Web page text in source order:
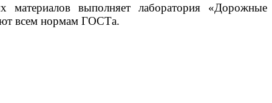
материалов выполняет лаборатория «Дорожные
всем нормам ГОСТа.